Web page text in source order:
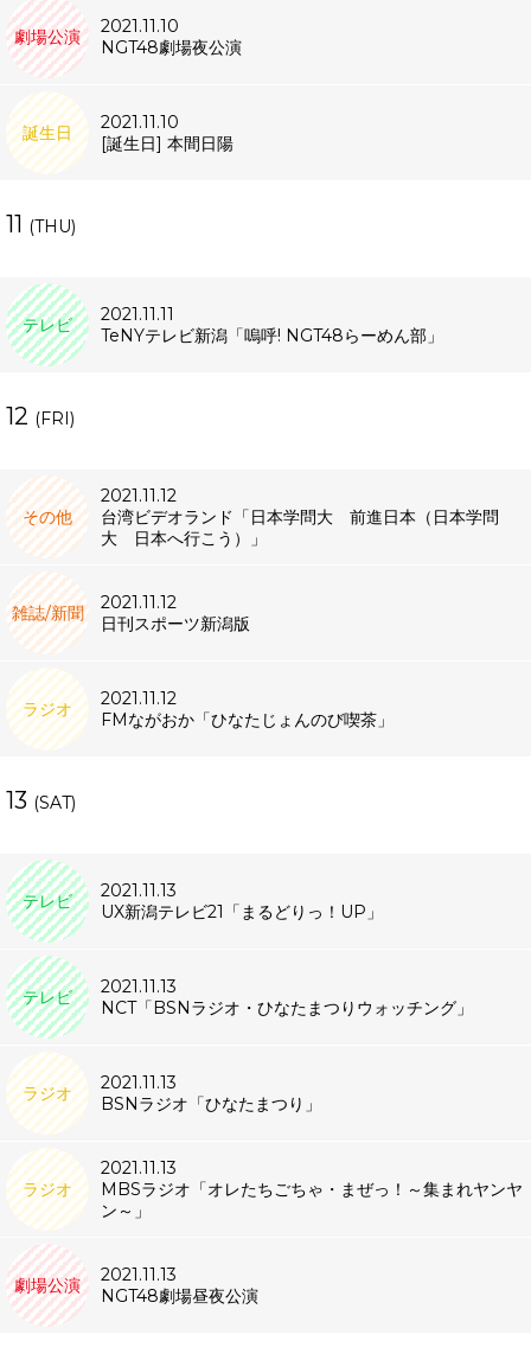
劇場公演
2021.11.10
NGT48劇場夜公演
誕生日
2021.11.10
[誕生日] 本間日陽
11 (THU)
テレビ
2021.11.11
TeNYテレビ新潟「嗚呼! NGT48らーめん部」
12 (FRI)
その他
2021.11.12
台湾ビデオランド「日本学問大 前進日本（日本学問
大 日本へ行こう）」
雑誌/新聞
2021.11.12
日刊スポーツ新潟版
ラジオ
2021.11.12
FMながおか「ひなたじょんのび喫茶」
13 (SAT)
テレビ
2021.11.13
UX新潟テレビ21「まるどりっ！UP」
テレビ
2021.11.13
NCT「BSNラジオ・ひなたまつりウォッチング」
ラジオ
2021.11.13
BSNラジオ「ひなたまつり」
ラジオ
2021.11.13
MBSラジオ「オレたちごちゃ・まぜっ！～集まれヤンヤ
ン～」
劇場公演
2021.11.13
NGT48劇場昼夜公演